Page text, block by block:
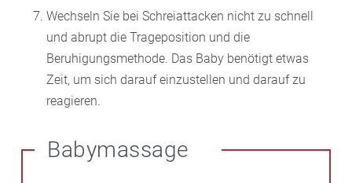
Wechseln Sie bei Schreiattacken nicht zu schnell
und abrupt die Trageposition und die
Beruhigungsmethode. Das Baby benötigt etwas
Zeit, um sich darauf einzustellen und darauf zu
reagieren.
Babymassage